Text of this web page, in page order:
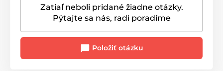
Zatiaľ neboli pridané žiadne otázky.
Pýtajte sa nás, radi poradíme
Položiť otázku